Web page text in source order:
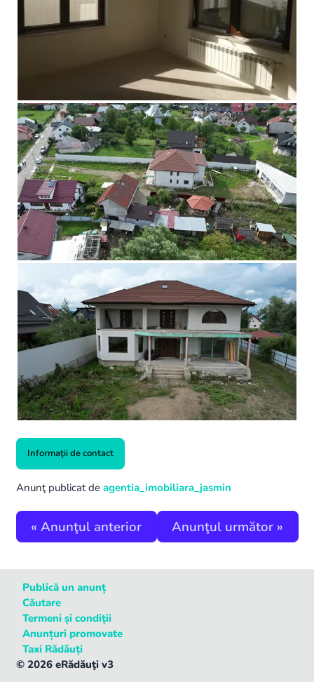
Informaţii de contact
Anunţ publicat de agentia_imobiliara_jasmin
« Anunţul anterior Anunţul următor »
Publică un anunț
Căutare
Termeni și condiții
Anunțuri promovate
Taxi Rădăuți
© 2026 eRădăuţi v3